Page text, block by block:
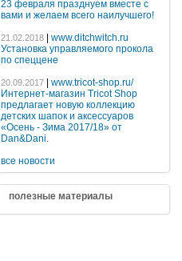
23 февраля празднуем вместе с
вами и желаем всего наилучшего!
21.02.2018
www.ditchwitch.ru
Установка управляемого прокола
по спеццене
20.09.2017
www.tricot-shop.ru/
Интернет-магазин Tricot Shop
предлагает новую коллекцию
детских шапок и аксессуаров
«Осень - Зима 2017/18» от
Dan&Dani.
все новости
полезные материалы